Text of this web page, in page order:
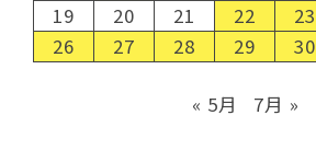
19
20 21 22 23
26
27 28 29 30
« 5月 7月 »